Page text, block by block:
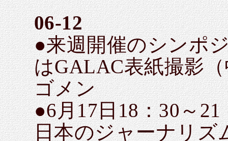
06-12
●来週開催のシンポ
はGALAC表紙撮影
ゴメン
●6月17日18：30～
日本のジャーナリズ